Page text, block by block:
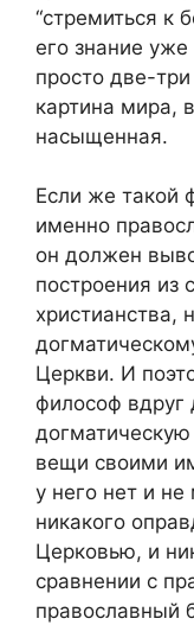
“стремиться к
его знание
просто две-
картина мира,
насыщенная.
Если же такой
именно
он должен
построения из
христианства,
Церкви. И
философ вдруг
вещи своими
у него нет и
никакого
Церковью, и
сравнении с
православный